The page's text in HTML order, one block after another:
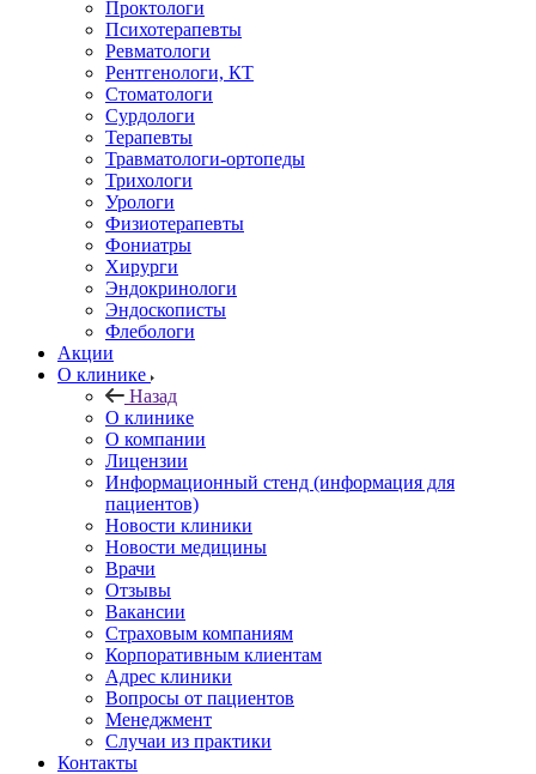
Проктологи
Психотерапевты
Ревматологи
Рентгенологи, КТ
Стоматологи
Сурдологи
Терапевты
Травматологи-ортопеды
Трихологи
Урологи
Физиотерапевты
Фониатры
Хирурги
Эндокринологи
Эндоскописты
Флебологи
Акции
О клинике
Назад
О клинике
О компании
Лицензии
Информационный стенд (информация для
пациентов)
Новости клиники
Новости медицины
Врачи
Отзывы
Вакансии
Страховым компаниям
Корпоративным клиентам
Адрес клиники
Вопросы от пациентов
Менеджмент
Случаи из практики
Контакты